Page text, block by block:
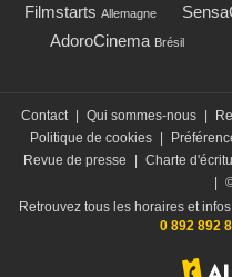
Filmstarts Allemagne
AdoroCinema Brésil
Contact | Qui sommes-nous |
Politique de cookies |
Revue de presse
| Charte
|
Retrouvez tous les horaires et
0 892 892